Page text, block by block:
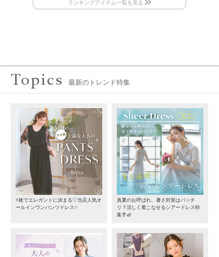
Topics 最新のトレンド特集
1枚でエレガントに決まる♡当店人気オ
ールインワンパンツドレス✨
真夏のお呼ばれ、暑さ対策はバッチ
リ？涼しく着こなせるシアードレス特
集🎐🌿